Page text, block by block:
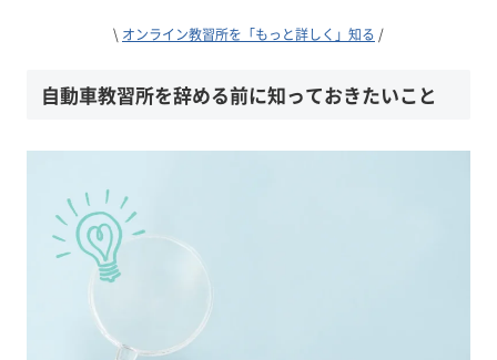
\ オンライン教習所を「もっと詳しく」知る /
自動車教習所を辞める前に知っておきたいこと